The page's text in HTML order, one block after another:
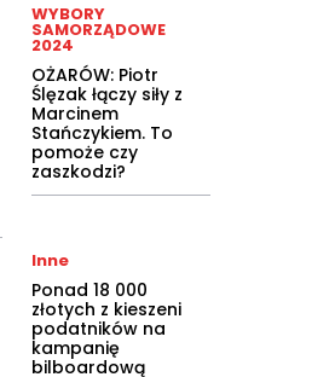
WYBORY
SAMORZĄDOWE
2024
OŻARÓW: Piotr
Ślęzak łączy siły z
Marcinem
Stańczykiem. To
pomoże czy
zaszkodzi?
Inne
Ponad 18 000
złotych z kieszeni
podatników na
kampanię
bilboardową